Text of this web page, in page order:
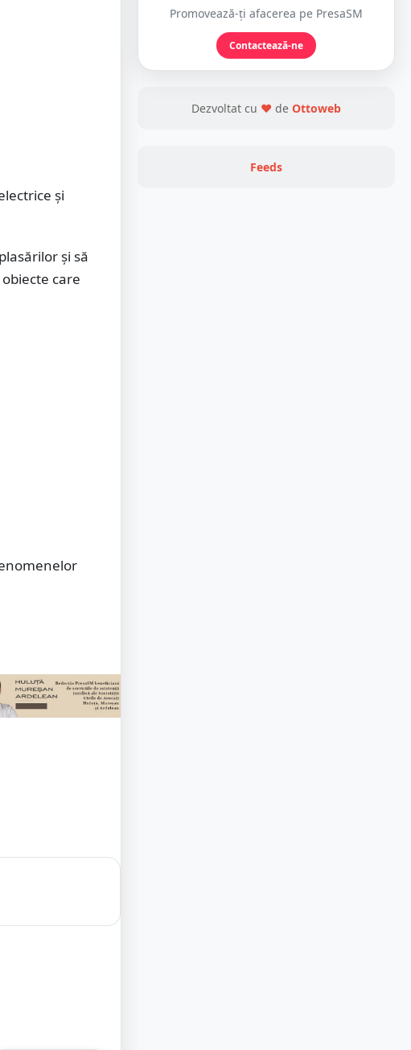
și
și să
care
Promovează-ți afacerea pe PresaSM
Contactează-ne
Dezvoltat cu ❤ de Ottoweb
Feeds